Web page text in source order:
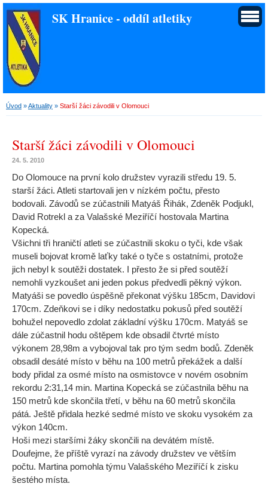
SK Hranice - oddíl atletiky
Úvod »Aktuality » Starší žáci závodili v Olomouci
Starší žáci závodili v Olomouci
24. 5. 2010
Do Olomouce na první kolo družstev vyrazili středu 19. 5.
starší žáci. Atleti startovali jen v nízkém počtu, přesto
bodovali. Závodů se zúčastnili Matyáš Řihák, Zdeněk Podjukl,
David Rotrekl a za Valašské Meziříčí hostovala Martina
Kopecká.
Všichni tři hraničtí atleti se zúčastnili skoku o tyči, kde však
museli bojovat kromě laťky také o tyče s ostatními, protože
jich nebyl k soutěži dostatek. I přesto že si před soutěží
nemohli vyzkoušet ani jeden pokus předvedli pěkný výkon.
Matyáši se povedlo úspěšně překonat výšku 185cm, Davidovi
170cm. Zdeňkovi se i díky nedostatku pokusů před soutěží
bohužel nepovedlo zdolat základní výšku 170cm. Matyáš se
dále zúčastnil hodu oštěpem kde obsadil čtvrté místo
výkonem 28,98m a vybojoval tak pro tým sedm bodů. Zdeněk
obsadil desáté místo v běhu na 100 metrů překážek a další
body přidal za osmé místo na osmistovce v novém osobním
rekordu 2:31,14 min. Martina Kopecká se zúčastnila běhu na
150 metrů kde skončila třetí, v běhu na 60 metrů skončila
pátá. Ještě přidala hezké sedmé místo ve skoku vysokém za
výkon 140cm.
Hoši mezi staršími žáky skončili na devátém místě.
Doufejme, že příště vyrazí na závody družstev ve větším
počtu. Martina pomohla týmu Valašského Meziříčí k zisku
šestého místa.